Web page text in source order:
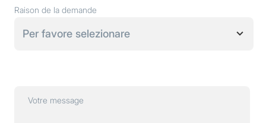
Raison de la demande
Per favore selezionare
Votre message